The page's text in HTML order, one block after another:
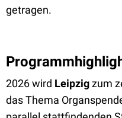
getragen.
2026 wird Leipzigzum
das Thema